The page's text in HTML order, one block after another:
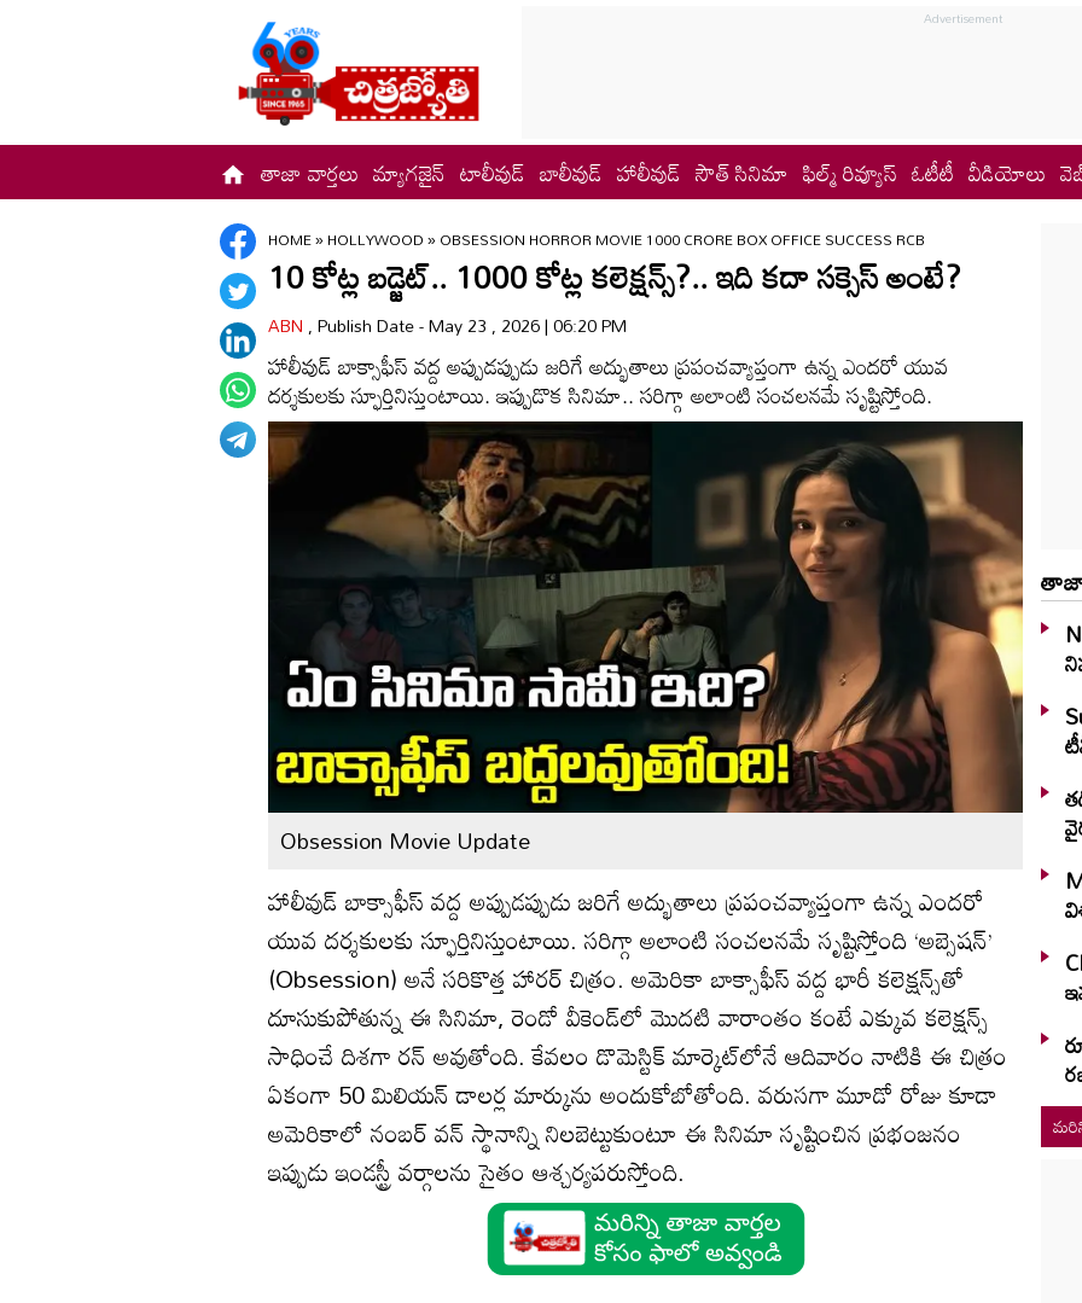
తాజా వార్తలు మ్యాగజైన్ టాలీవుడ్ బాలీవుడ్ హాలీవుడ్ సౌత్ సినిమా ఫిల్మ్ రివ్యూస్ ఓటీటీ వీడియోలు
HOME»HOLLYWOOD»OBSESSION HORROR MOVIE 1000 CRORE BOX OFFICE SUCCESS RCB
10 కోట్ల బడ్జెట్.. 1000 కోట్ల కలెక్షన్స్?.. ఇది కదా సక్సెస్ అంటే?
ABN, Publish Date - May 23 , 2026 | 06:20 PM
హాలీవుడ్ బాక్సాఫీస్ వద్ద అప్పుడప్పుడు జరిగే అద్భుతాలు ప్రపంచవ్యాప్తంగా ఉన్న ఎందరో యువ
దర్శకులకు స్ఫూర్తినిస్తుంటాయి. ఇప్పుడొక సినిమా.. సరిగ్గా అలాంటి సంచలనమే సృష్టిస్తోంది.
Obsession Movie Update
హాలీవుడ్ బాక్సాఫీస్ వద్ద అప్పుడప్పుడు జరిగే అద్భుతాలు ప్రపంచవ్యాప్తంగా ఉన్న ఎందరో
యువ దర్శకులకు స్ఫూర్తినిస్తుంటాయి. సరిగ్గా అలాంటి సంచలనమే సృష్టిస్తోంది ‘అబ్సెషన్’
(Obsession) అనే సరికొత్త హారర్ చిత్రం. అమెరికా బాక్సాఫీస్ వద్ద భారీ కలెక్షన్స్‌తో
దూసుకుపోతున్న ఈ సినిమా, రెండో వీకెండ్‌లో మొదటి వారాంతం కంటే ఎక్కువ కలెక్షన్స్
సాధించే దిశగా రన్ అవుతోంది. కేవలం డొమెస్టిక్ మార్కెట్‌లోనే ఆదివారం నాటికి ఈ చిత్రం
ఏకంగా 50 మిలియన్ డాలర్ల మార్కును అందుకోబోతోంది. వరుసగా మూడో రోజు కూడా
అమెరికాలో నంబర్ వన్ స్థానాన్ని నిలబెట్టుకుంటూ ఈ సినిమా సృష్టించిన ప్రభంజనం
ఇప్పుడు ఇండస్ట్రీ వర్గాలను సైతం ఆశ్చర్యపరుస్తోంది.
తాజా